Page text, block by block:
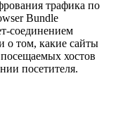
трафика по
Bundle
соединением
о том, какие сайты
хостов
посетителя.